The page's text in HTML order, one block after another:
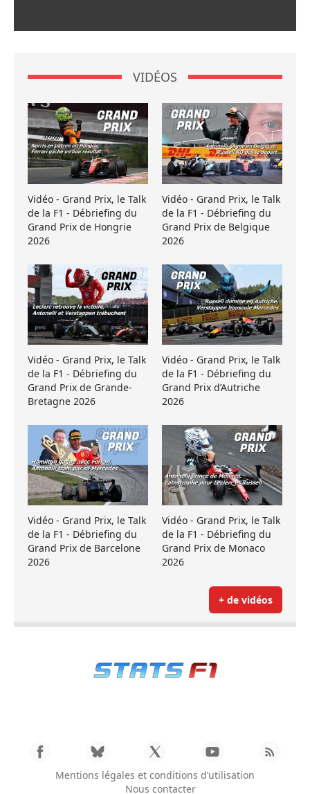
VIDÉOS
Vidéo - Grand Prix, le Talk
de la F1 - Débriefing du
Grand Prix de Hongrie
2026
Vidéo - Grand Prix, le Talk
de la F1 - Débriefing du
Grand Prix de Belgique
2026
Vidéo - Grand Prix, le Talk
de la F1 - Débriefing du
Grand Prix de Grande-
Bretagne 2026
Vidéo - Grand Prix, le Talk
de la F1 - Débriefing du
Grand Prix d’Autriche
2026
Vidéo - Grand Prix, le Talk
de la F1 - Débriefing du
Grand Prix de Barcelone
2026
Vidéo - Grand Prix, le Talk
de la F1 - Débriefing du
Grand Prix de Monaco
2026
+ de vidéos
Mentions légales et conditions d’utilisation
Nous contacter